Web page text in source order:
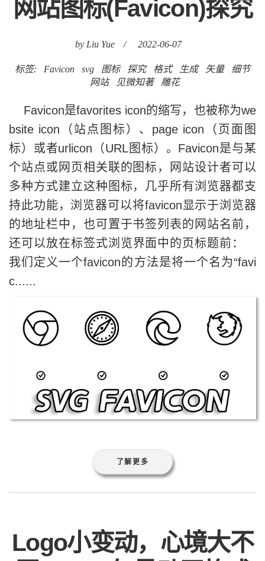
网站图标(Favicon)探究
by Liu Yue / 2022-06-07
标签: Favicon svg 图标 探究 格式 生成 矢量
细节
网站
见微知著 雕花
Favicon是favorites icon的缩写，也被称为we
bsite icon（站点图标）、page icon（页面图
标）或者urlicon（URL图标）。Favicon是与某
个站点或网页相关联的图标，网站设计者可以
多种方式建立这种图标，几乎所有浏览器都支
持此功能，浏览器可以将favicon显示于浏览器
的地址栏中，也可置于书签列表的网站名前，
还可以放在标签式浏览界面中的页标题前：
我们定义一个favicon的方法是将一个名为“favi
c......
了解更多
Logo小变动，心境大不